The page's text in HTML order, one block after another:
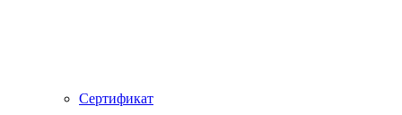
Сертификат